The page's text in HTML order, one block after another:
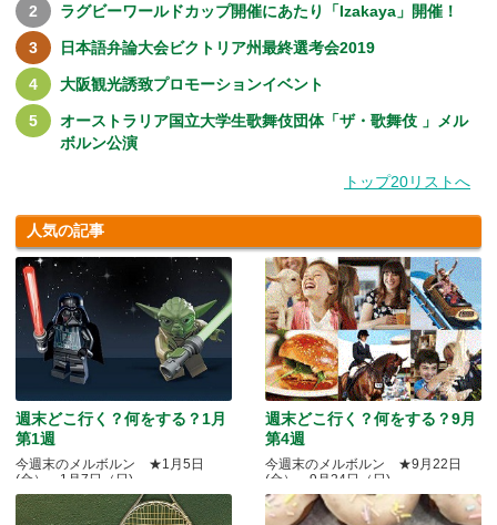
ラグビーワールドカップ開催にあたり「Izakaya」開催！
日本語弁論大会ビクトリア州最終選考会2019
大阪観光誘致プロモーションイベント
オーストラリア国立大学生歌舞伎団体「ザ・歌舞伎 」メル
ボルン公演
トップ20リストへ
人気の記事
週末どこ行く？何をする？1月
第1週
今週末のメルボルン ★1月5日
(金）～1月7日（日)
週末どこ行く？何をする？9月
第4週
今週末のメルボルン ★9月22日
(金）～9月24日（日)